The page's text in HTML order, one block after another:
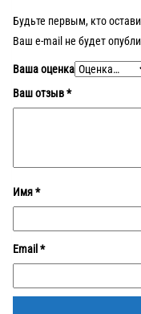
Будьте первым, кто
Ваш e-mail не будет
Ваша оценка
Ваш отзыв*
Имя*
Email *